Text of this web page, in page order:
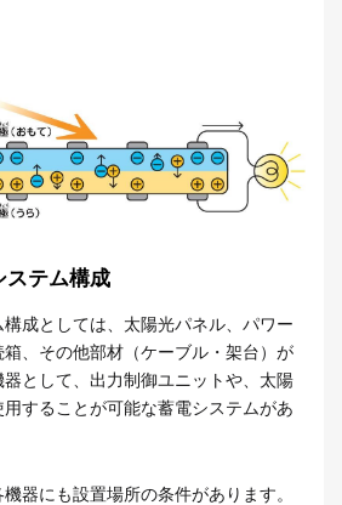
ステム構成
成としては、太陽光パネル、パワー
、その他部材（ケーブル・架台）が
として、出力制御ユニットや、太陽
することが可能な蓄電システムがあ
器にも設置場所の条件があります。